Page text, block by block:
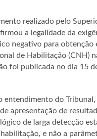
realizado pelo
a legalidade da
negativo para obtenção
de Habilitação (CNH)
foi publicada no dia 15
entendimento do Tribunal,
apresentação de
de larga detecção
e não a